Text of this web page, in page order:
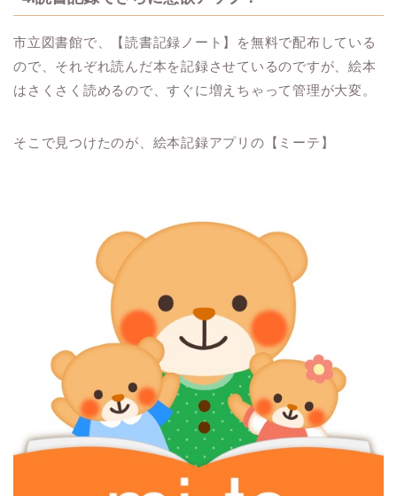
市立図書館で、【読書記録ノート】を無料で配布している
ので、それぞれ読んだ本を記録させているのですが、絵本
はさくさく読めるので、すぐに増えちゃって管理が大変。
そこで見つけたのが、絵本記録アプリの【ミーテ】